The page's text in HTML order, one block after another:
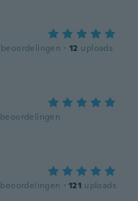
beoordelingen · 12 uploads
beoordelingen
beoordelingen · 121 uploads